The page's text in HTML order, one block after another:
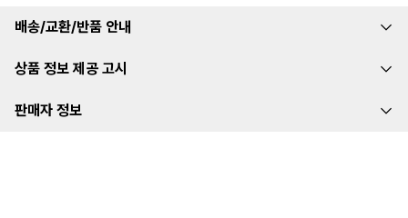
배송/교환/반품 안내
상품 정보 제공 고시
판매자 정보